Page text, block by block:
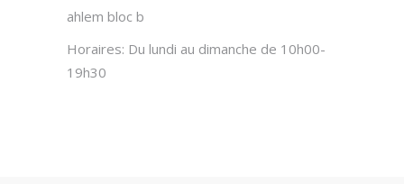
ahlem bloc b
Horaires: Du lundi au dimanche de 10h00-
19h30